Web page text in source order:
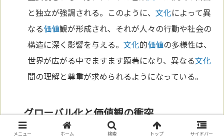
と独立が強調される。このように、文化によって異
なる価値観が形成され、それが人々の行動や社会の
構造に深く影響を与える。文化的価値の多様性は、
世界が広がる中でますます顕著になり、異なる文化
間の理解と尊重が求められるようになっている。
グローバル化と価値観の衝突
メニュー ホーム 検索 トップ サイドバー